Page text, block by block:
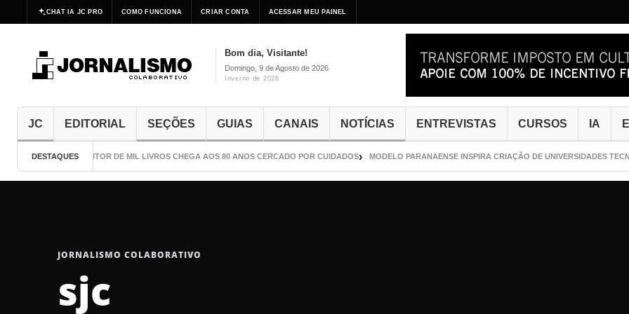
CHAT IA JC PRO COMO FUNCIONA CRIAR CONTA ACESSAR MEU PAINEL
Bom dia, Visitante!
Domingo, 9 de Agosto de 2026
Inverno de 2026
JC EDITORIAL SEÇÕES GUIAS CANAIS NOTÍCIAS ENTREVISTAS CURSOS IA
DESTAQUES
O ESCRITOR DE MIL LIVROS CHEGA AOS 80 ANOS CERCADO POR CUIDADOS MODELO PARANAENSE INSPIRA CRIAÇÃO DE UNIVERSIDADES
JORNALISMO COLABORATIVO
sjc